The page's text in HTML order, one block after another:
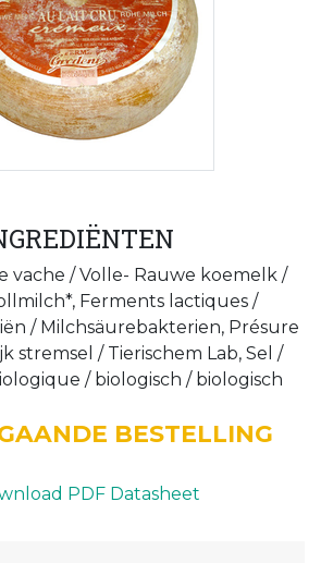
vache / Volle- Rauwe koemelk /
Ferments lactiques /
/ Milchsäurebakterien, Présure
stremsel / Tierischem Lab, Sel /
/ biologisch / biologisch
BESTELLING
PDF Datasheet